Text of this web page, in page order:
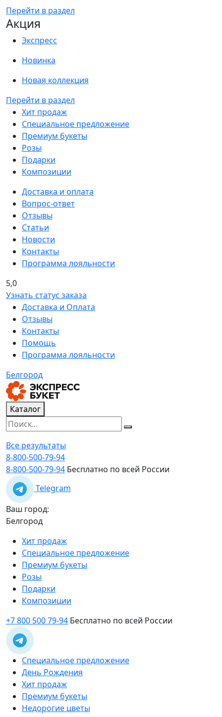
Перейти в раздел
Акция
Экспресс
Новинка
Новая коллекция
Перейти в раздел
Хит продаж
Специальное предложение
Премиум букеты
Розы
Подарки
Композиции
Доставка и оплата
Вопрос-ответ
Отзывы
Статьи
Новости
Контакты
Программа лояльности
5,0
Узнать статус заказа
Доставка и Оплата
Отзывы
Контакты
Помощь
Программа лояльности
Белгород
Каталог
Все результаты
8-800-500-79-94
8-800-500-79-94 Бесплатно по всей России
Telegram
Ваш город:
Белгород
Хит продаж
Специальное предложение
Премиум букеты
Розы
Подарки
Композиции
+7 800 500 79-94 Бесплатно по всей России
Специальное предложение
День Рождения
Хит продаж
Премиум букеты
Недорогие цветы